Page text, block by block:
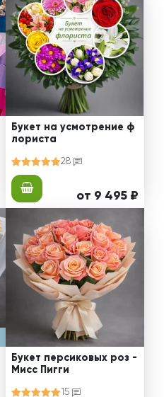
Букет на усмотрение ф
лориста
28
от 9 495 ₽
Букет персиковых роз -
Мисс Пигги
15